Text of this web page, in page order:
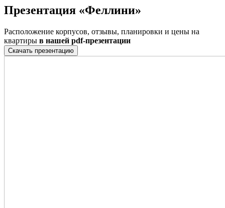
Презентация «Феллини»
Расположение корпусов, отзывы, планировки и цены на
квартиры в нашей pdf-презентации
Скачать презентацию